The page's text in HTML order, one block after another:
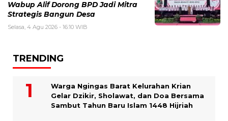
Wabup Alif Dorong BPD Jadi Mitra
Strategis Bangun Desa
Selasa, 4 Agu 2026 - 16:10 WIB
TRENDING
Warga Ngingas Barat Kelurahan Krian
Gelar Dzikir, Sholawat, dan Doa Bersama
Sambut Tahun Baru Islam 1448 Hijriah